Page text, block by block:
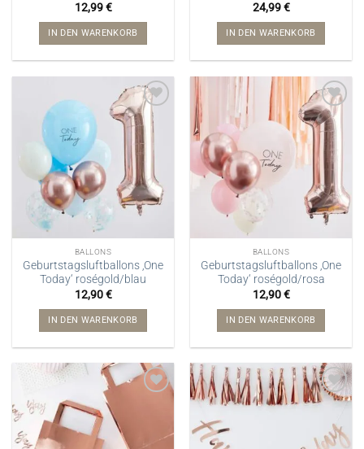
12,99€
IN DEN WARENKORB
24,99€
IN DEN WARENKORB
BALLONS
Geburtstagsluftballons ‚One
Today‘ roségold/blau
12,90€
IN DEN WARENKORB
BALLONS
Geburtstagsluftballons ‚One
Today‘ roségold/rosa
12,90€
IN DEN WARENKORB